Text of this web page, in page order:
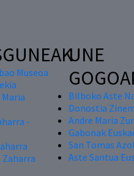
Museoa
-
UNE
Bilboko Aste
Donostia
Andre Maria
Gabonak
San Tomas
Aste Santua